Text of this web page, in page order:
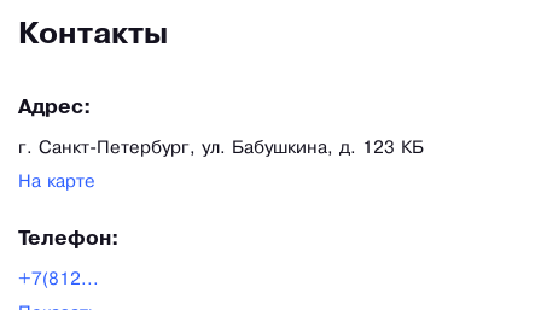
Контакты
Адрес:
г. Санкт-Петербург, ул. Бабушкина, д. 123 КБ
На карте
Телефон:
+7(812...